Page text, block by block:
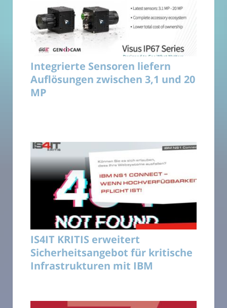
Integrierte Sensoren liefern
Auflösungen zwischen 3,1 und 20
MP
IS4IT KRITIS erweitert
Sicherheitsangebot für kritische
Infrastrukturen mit IBM